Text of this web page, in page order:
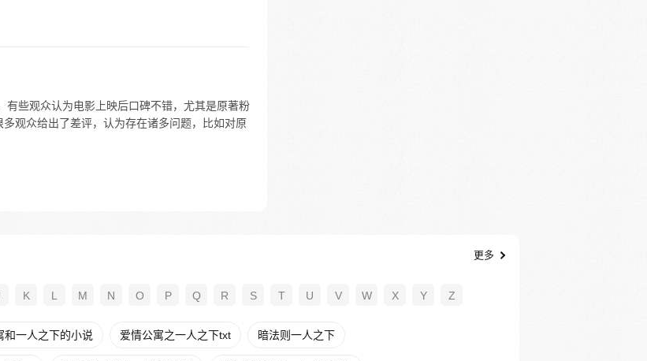
些观众认为电影上映后口碑不错，尤其是原著粉
观众给出了差评，认为存在诸多问题，比如对原
更多
K L M N O P Q R S T U V W X Y Z
和一人之下的小说 爱情公寓之一人之下txt 暗法则一人之下